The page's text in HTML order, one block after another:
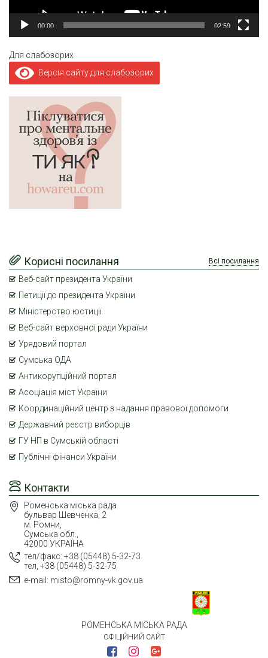
00:00 02:59
Для слабозорих
Версія сайту для слабозорих
РОМЕНСЬКА МІСЬКА РАДА
ОФІЦІЙНИЙ САЙТ
Контакти
Роменська міська рада
бульвар Шевченка, 2
м. Ромни,
Сумська обл.,
42000 УКРАЇНА
тел/факс: +38 (05448) 5-32-73
тел, +38 (05448) 5-32-75
e-mail: misto@romny-vk.gov.ua
Корисні посилання Всі посилання
Веб-сайт президента України
Петиції до президента України
Міністерство юстиції
Веб-сайт верховної ради України
Урядовий портал
Сумська ОДА
Антикорупційний портал
Асоціація міст України
Координаційний центр з надання правової допомоги
Державний реєстр виборців
ГУ НП в Сумській області
Публічні фінанси України